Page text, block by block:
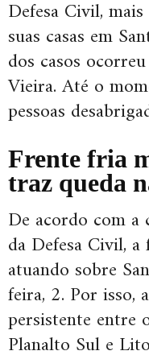
Defesa Civil,
suas casas em
dos casos
Vieira. Até o
pessoas
Frente fria
traz queda
De acordo com
da Defesa Civil,
atuando sobre
feira, 2. Por isso,
persistente entre
Planalto Sul e